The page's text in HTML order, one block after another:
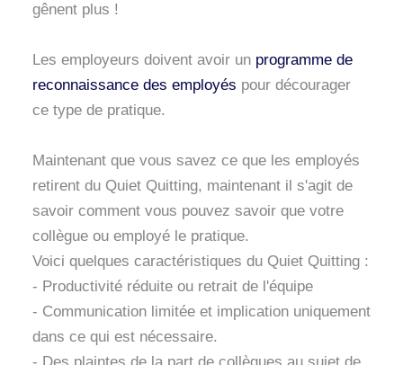
gênent plus !
Les employeurs doivent avoir un programme de
reconnaissance des employés pour décourager
ce type de pratique.
Maintenant que vous savez ce que les employés
retirent du Quiet Quitting, maintenant il s'agit de
savoir comment vous pouvez savoir que votre
collègue ou employé le pratique.
Voici quelques caractéristiques du Quiet Quitting :
- Productivité réduite ou retrait de l'équipe
- Communication limitée et implication uniquement
dans ce qui est nécessaire.